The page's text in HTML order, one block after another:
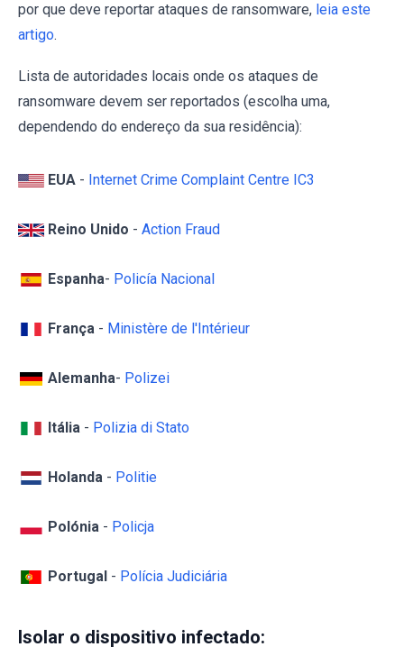
por que deve reportar ataques de ransomware, leia este
artigo.
Lista de autoridades locais onde os ataques de
ransomware devem ser reportados (escolha uma,
dependendo do endereço da sua residência):
EUA - Internet Crime Complaint Centre IC3
Reino Unido - Action Fraud
Espanha- Policía Nacional
França - Ministère de l'Intérieur
Alemanha- Polizei
Itália - Polizia di Stato
Holanda - Politie
Polónia - Policja
Portugal - Polícia Judiciária
Isolar o dispositivo infectado: